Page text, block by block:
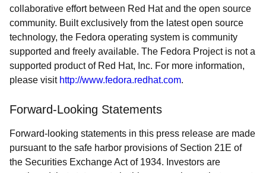
collaborative effort between Red Hat and the open source
community. Built exclusively from the latest open source
technology, the Fedora operating system is community
supported and freely available. The Fedora Project is not a
supported product of Red Hat, Inc. For more information,
please visit http://www.fedora.redhat.com.
Forward-Looking Statements
Forward-looking statements in this press release are made
pursuant to the safe harbor provisions of Section 21E of
the Securities Exchange Act of 1934. Investors are